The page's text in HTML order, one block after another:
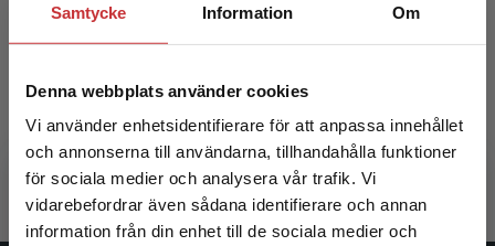
Samtycke Information Om
Denna webbplats använder cookies
Vi använder enhetsidentifierare för att anpassa innehållet
och annonserna till användarna, tillhandahålla funktioner
för sociala medier och analysera vår trafik. Vi
vidarebefordrar även sådana identifierare och annan
information från din enhet till de sociala medier och
Begränsad fraktregion
Tryckt bok + Digital elevlicens
36 mån
Heinonen, Martti m. fl.
324 krinkl. moms
Exkl. moms: 306 kr
- Tryckt
1 169 kr
Exkl.